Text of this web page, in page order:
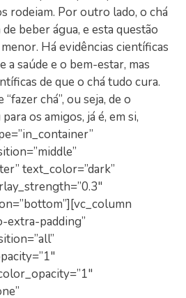
rodeiam. Por outro lado, o chá
beber água, e esta questão
Há evidências científicas
a saúde e o bem-estar, mas
de que o chá tudo cura.
chá”, ou seja, de o
os amigos, já é, em si,
text_color=”dark”
extra-padding”